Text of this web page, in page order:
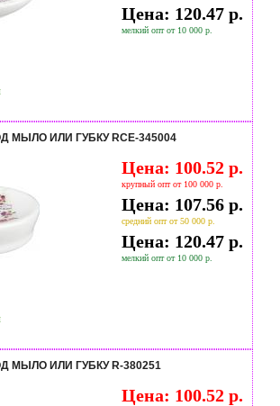
Цена: 120.47 р.
мелкий опт от 10 000 р.
МЫЛО ИЛИ ГУБКУ RCE-345004
Цена: 100.52 р.
крупный опт от 100 000 р.
Цена: 107.56 р.
средний опт от 50 000 р.
Цена: 120.47 р.
мелкий опт от 10 000 р.
МЫЛО ИЛИ ГУБКУ R-380251
Цена: 100.52 р.